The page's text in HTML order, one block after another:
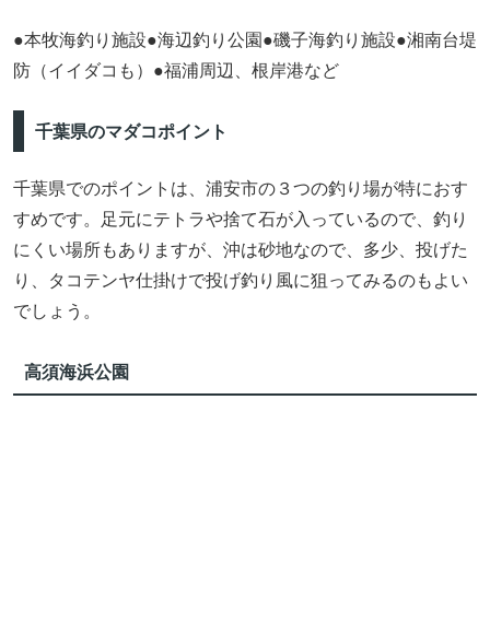
●本牧海釣り施設●海辺釣り公園●磯子海釣り施設●湘南台堤
防（イイダコも）●福浦周辺、根岸港など
千葉県のマダコポイント
千葉県でのポイントは、浦安市の３つの釣り場が特におす
すめです。足元にテトラや捨て石が入っているので、釣り
にくい場所もありますが、沖は砂地なので、多少、投げた
り、タコテンヤ仕掛けで投げ釣り風に狙ってみるのもよい
でしょう。
高須海浜公園